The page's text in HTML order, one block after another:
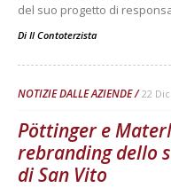
del suo progetto di
Di Il Contoterzista
NOTIZIE DALLE AZIENDE 22
Pöttinger e
rebranding dello
di San Vito